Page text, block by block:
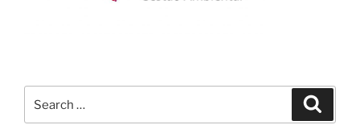
for: